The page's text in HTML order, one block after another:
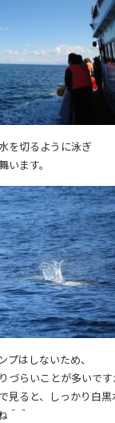
を切るように泳ぎ
ます。
はしないため、
づらいことが多いで
見ると、しっかり白黒
＾＾